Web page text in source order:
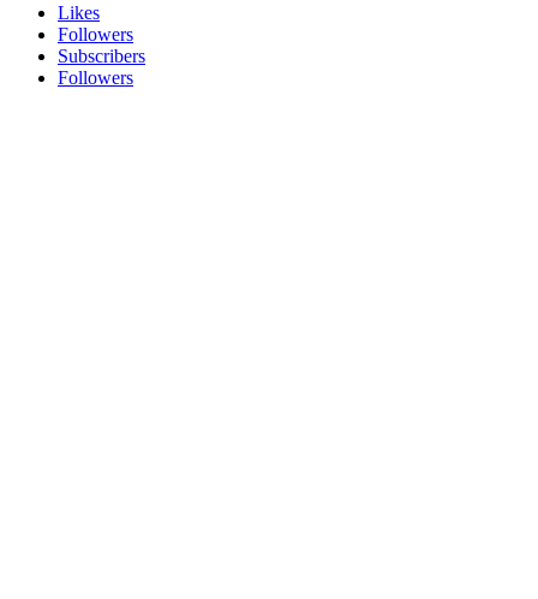
Likes
Followers
Subscribers
Followers